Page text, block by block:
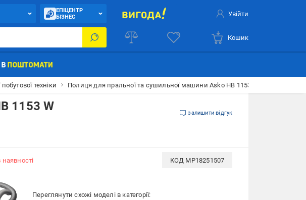
ЕПІЦЕНТР
БІЗНЕС
Увійти
Кошик
техніки Полиця для пральної та сушильної машини Asko HB 1153 W HIDDEN
1153 W
залишити відгук
КОД MP18251507
Переглянути схожі моделі в категорії: